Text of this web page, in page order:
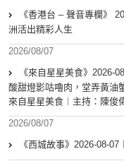
《香港台 – 聲音專欄》
洲活出精彩人生
2026/08/07
《來自星星美食》2026-
酸甜燈影咕嚕肉，堂弄黃油
來自星星美食︱主持：陳俊
2026/08/07
《西城故事》2026-08-